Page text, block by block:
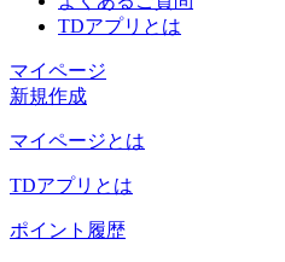
TDアプリとは
マイページ
新規作成
マイページとは
TDアプリとは
ポイント履歴